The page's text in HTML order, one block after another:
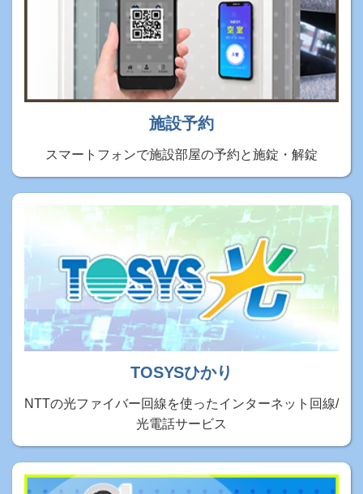
施設予約
スマートフォンで施設部屋の予約と施錠・解錠
TOSYSひかり
NTTの光ファイバー回線を使ったインターネット回線/
光電話サービス